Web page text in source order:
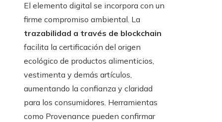
El elemento digital se incorpora con un
firme compromiso ambiental. La
trazabilidad a través de blockchain
facilita la certificación del origen
ecológico de productos alimenticios,
vestimenta y demás artículos,
aumentando la confianza y claridad
para los consumidores. Herramientas
como Provenance pueden confirmar